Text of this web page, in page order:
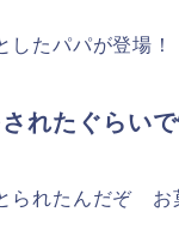
たパパが登場！
れたぐらいで
られたんだぞ